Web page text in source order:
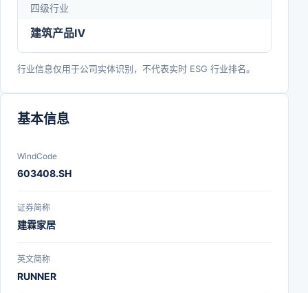
制造体系。截至目前，公司已取得“福建省智能制造
试点示范企业”、“福建省工业和信息化龙头企业”、
四级行业
建筑产品Ⅳ
行业信息仅用于公司实体识别，不代表实时 ESG 行业排名。
基本信息
WindCode
603408.SH
证券简称
建霖家居
英文简称
RUNNER